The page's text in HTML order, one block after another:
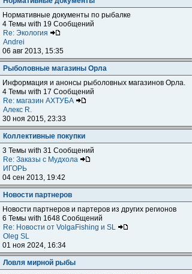
Нормативные документы по рыбалке
4 Темы with 19 Сообщений
Re: Экология
Andrei
06 авг 2013, 15:35
Рыболовные магазины Орла
Информация и анонсы рыболовных магазинов Орла.
4 Темы with 17 Сообщений
Re: магазин АХТУБА
Алекс R.
30 ноя 2015, 23:33
Коллективные покупки
3 Темы with 31 Сообщений
Re: Заказы с Мудхола
ИГОРЬ
04 сен 2013, 19:42
Новости партнеров
Новости партнеров и партеров из других регионов
6 Темы with 1648 Сообщений
Re: Новости от VolgaFishing и SL
Oleg SL
01 ноя 2024, 16:34
Ловля мирной рыбы